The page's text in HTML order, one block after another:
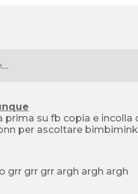
per ascoltare
ma e impazzito grr grr grr argh argh argh